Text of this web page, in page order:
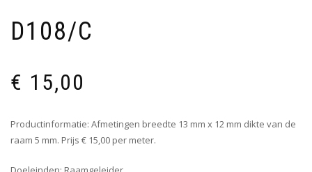
D108/C
€ 15,00
Productinformatie: Afmetingen breedte 13 mm x 12 mm dikte van de
raam 5 mm. Prijs € 15,00 per meter.